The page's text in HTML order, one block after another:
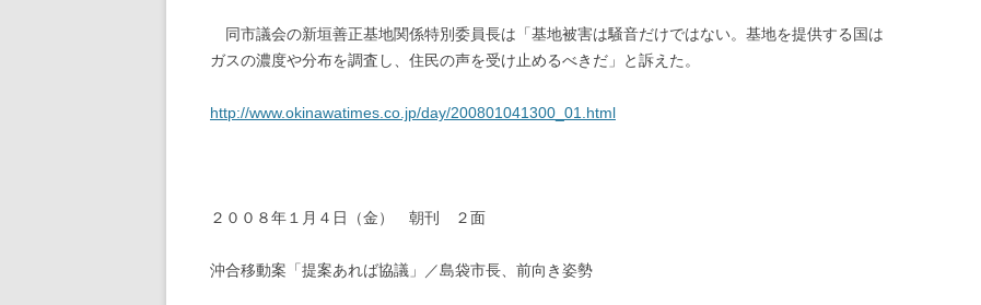
同市議会の新垣善正基地関係特別委員長は「基地被害は騒音だけではない。基地を提供する国は
ガスの濃度や分布を調査し、住民の声を受け止めるべきだ」と訴えた。
http://www.okinawatimes.co.jp/day/200801041300_01.html
２００８年１月４日（金） 朝刊 ２面
沖合移動案「提案あれば協議」／島袋市長、前向き姿勢